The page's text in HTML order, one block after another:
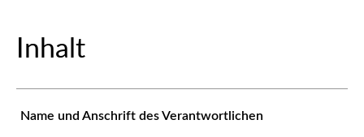
Inhalt
Name und Anschrift des Verantwortlichen